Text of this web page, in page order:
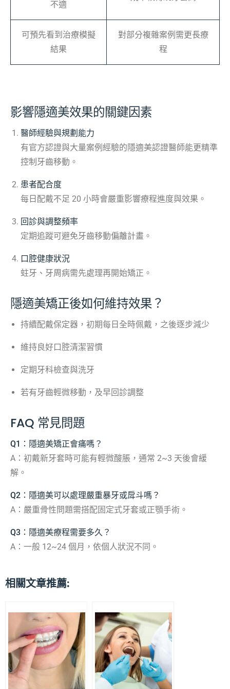
不適
可預先看到治療模擬
結果
對部分複雜案例需更長療
程
影響隱適美效果的關鍵因素
醫師經驗與規劃能力
有官方認證與大量案例經驗的隱適美認證醫師能更精準
控制牙齒移動。
患者配合度
每日配戴不足 20 小時會嚴重影響療程進度與效果。
回診與調整頻率
定期追蹤可避免牙齒移動偏離計畫。
口腔健康狀況
蛀牙、牙周病需先處理再開始矯正。
隱適美矯正後如何維持效果？
持續配戴保定器，初期每日全時佩戴，之後逐步減少
維持良好口腔清潔習慣
定期牙科檢查與洗牙
若有牙齒輕微移動，及早回診調整
FAQ 常見問題
Q1：隱適美矯正會痛嗎？
A：初戴新牙套時可能有輕微酸脹，通常 2~3 天後會緩
解。
Q2：隱適美可以處理嚴重暴牙或戽斗嗎？
A：嚴重骨性問題需搭配固定式牙套或正顎手術。
Q3：隱適美療程需要多久？
A：一般 12~24 個月，依個人狀況不同。
相關文章推薦: